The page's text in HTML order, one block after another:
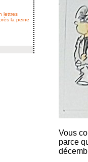
Vous
parce
lettres
la peine